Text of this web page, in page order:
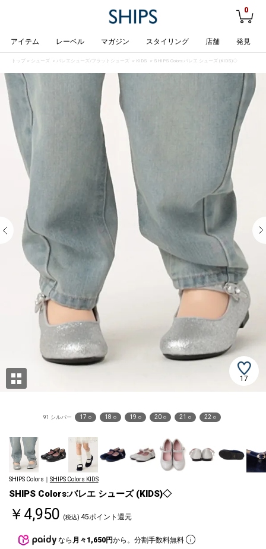
0
アイテム レーベル マガジン スタイリング 店舗 発見
トップ > シューズ > バレエシューズ/フラットシューズ > KIDS > SHIPS Colors:バレエ シューズ (KIDS)◇
17
91 シルバー 17 ○ 18 ○ 19 ○ 20 ○ 21 ○ 22 ○
SHIPS Colors｜ SHIPS Colors KIDS
SHIPS Colors:バレエ シューズ (KIDS)◇
￥4,950 (税込) 45ポイント還元
なら 月々1,650円から。分割手数料無料